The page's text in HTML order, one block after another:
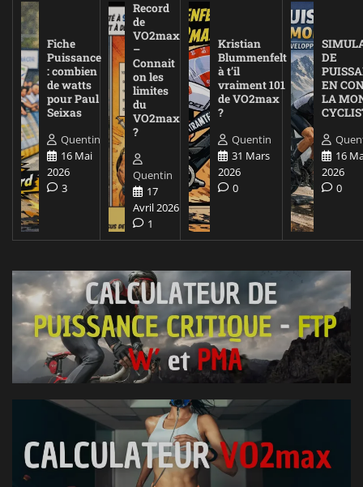
Fiche
Puissance
: combien
de watts
pour Paul
Seixas
Quentin
16 Mai
2026
3
Record
de
VO2max
–
Connait
on les
limites
du
VO2max
?
Quentin
17
Avril 2026
1
Kristian
Blummenfelt
à t’il
vraiment 101
de VO2max
?
Quentin
31 Mars
2026
0
DE
EN
LA
16
2026
0